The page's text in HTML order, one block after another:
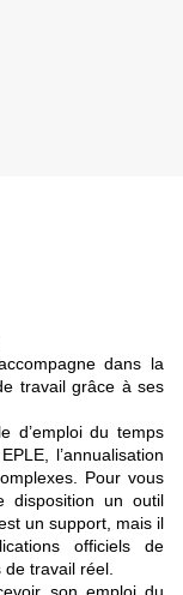
dans la
travail grâce à ses
d’emploi du temps
l’annualisation
Pour vous
disposition un outil
un support, mais il
officiels de
travail réel.